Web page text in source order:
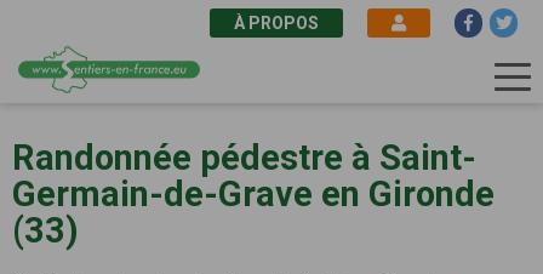
au
contenu
principal
À PROPOS
Randonnée pédestre à Saint-
Germain-de-Grave en Gironde
(33)